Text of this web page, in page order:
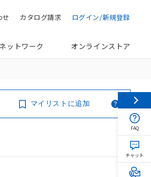
ログイン/新規登録
カタログ請求
せ
ットワーク オンラインストア
マイリストに追加
FAQ
チャット